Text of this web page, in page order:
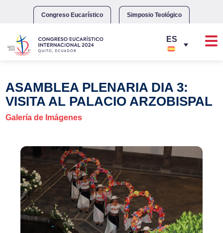
Congreso Eucarístico Simposio Teológico
ASAMBLEA PLENARIA DIA 3:
VISITA AL PALACIO ARZOBISPAL
Galería de Imágenes